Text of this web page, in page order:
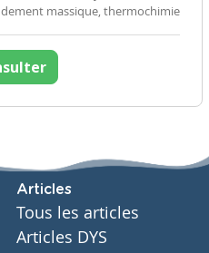
massique, thermochimie
Articles
Tous les articles
Articles DYS